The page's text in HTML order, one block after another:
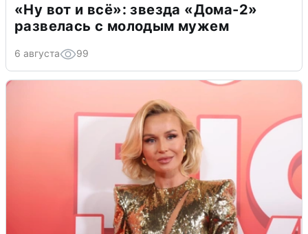
«Ну вот и всё»: звезда «Дома-2»
развелась с молодым мужем
6 августа 99